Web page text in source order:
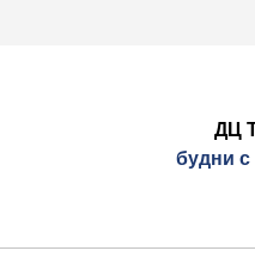
ДЦ
будни с